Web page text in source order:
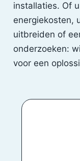
installaties. Of
energiekosten,
uitbreiden of
onderzoeken:
voor een